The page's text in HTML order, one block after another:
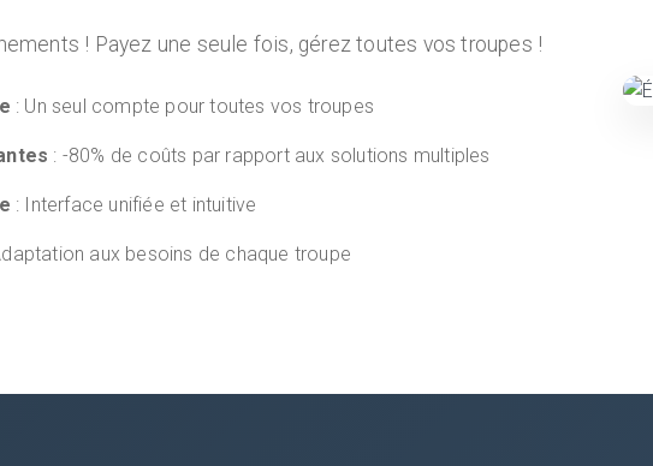
! Payez une seule fois, gérez toutes vos troupes !
: Un seul compte pour toutes vos troupes
: -80% de coûts par rapport aux solutions multiples
: Interface unifiée et intuitive
aux besoins de chaque troupe